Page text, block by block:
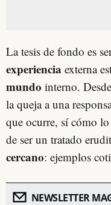
La tesis de fondo es
experiencia externa
mundo interno.
la queja a una
que ocurre, sí cómo
de ser un tratado
cercano: ejemplos
NEWSLETTER